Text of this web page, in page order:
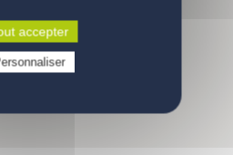
propriétaire ?
home neuf
/ réponses
produits
nous
PROFESSIONNEL
accepter